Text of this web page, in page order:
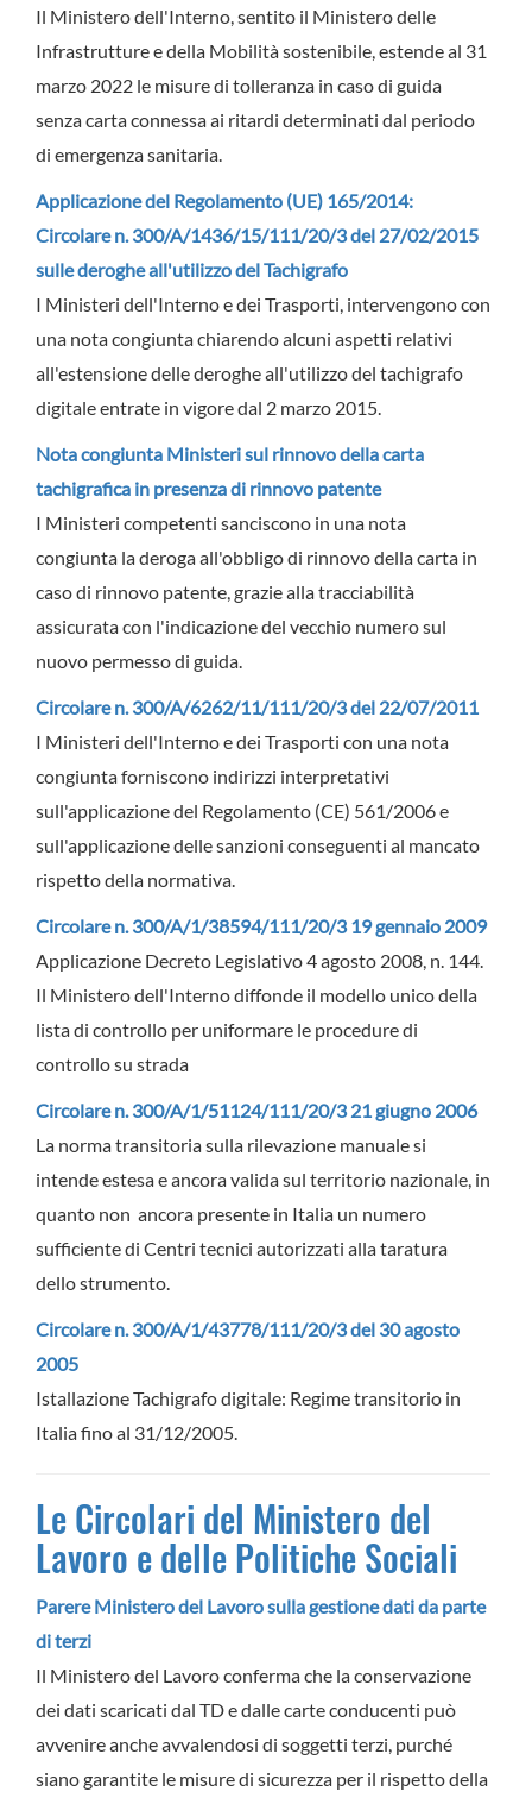
Il Ministero dell'Interno, sentito il Ministero delle
Infrastrutture e della Mobilità sostenibile, estende al 31
marzo 2022 le misure di tolleranza in caso di guida
senza carta connessa ai ritardi determinati dal periodo
di emergenza sanitaria.
Applicazione del Regolamento (UE) 165/2014:
Circolare n. 300/A/1436/15/111/20/3 del 27/02/2015
sulle deroghe all'utilizzo del Tachigrafo
I Ministeri dell'Interno e dei Trasporti, intervengono con
una nota congiunta chiarendo alcuni aspetti relativi
all'estensione delle deroghe all'utilizzo del tachigrafo
digitale entrate in vigore dal 2 marzo 2015.
Nota congiunta Ministeri sul rinnovo della carta
tachigrafica in presenza di rinnovo patente
I Ministeri competenti sanciscono in una nota
congiunta la deroga all'obbligo di rinnovo della carta in
caso di rinnovo patente, grazie alla tracciabilità
assicurata con l'indicazione del vecchio numero sul
nuovo permesso di guida.
Circolare n. 300/A/6262/11/111/20/3 del 22/07/2011
I Ministeri dell'Interno e dei Trasporti con una nota
congiunta forniscono indirizzi interpretativi
sull'applicazione del Regolamento (CE) 561/2006 e
sull'applicazione delle sanzioni conseguenti al mancato
rispetto della normativa.
Circolare n. 300/A/1/38594/111/20/3 19 gennaio 2009
Applicazione Decreto Legislativo 4 agosto 2008, n. 144.
Il Ministero dell'Interno diffonde il modello unico della
lista di controllo per uniformare le procedure di
controllo su strada
Circolare n. 300/A/1/51124/111/20/3 21 giugno 2006
La norma transitoria sulla rilevazione manuale si
intende estesa e ancora valida sul territorio nazionale, in
quanto non ancora presente in Italia un numero
sufficiente di Centri tecnici autorizzati alla taratura
dello strumento.
Circolare n. 300/A/1/43778/111/20/3 del 30 agosto
2005
Istallazione Tachigrafo digitale: Regime transitorio in
Italia fino al 31/12/2005.
Le Circolari del Ministero del
Lavoro e delle Politiche Sociali
Parere Ministero del Lavoro sulla gestione dati da parte
di terzi
Il Ministero del Lavoro conferma che la conservazione
dei dati scaricati dal TD e dalle carte conducenti può
avvenire anche avvalendosi di soggetti terzi, purché
siano garantite le misure di sicurezza per il rispetto della